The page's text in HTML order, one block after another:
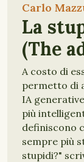
Carlo
La
(The
A costo di
permetto di
IA
più
definiscono
sempre più
stupidi?"